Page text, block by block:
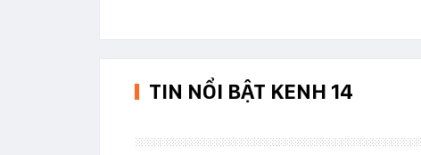
TIN NỔI BẬT KENH 14